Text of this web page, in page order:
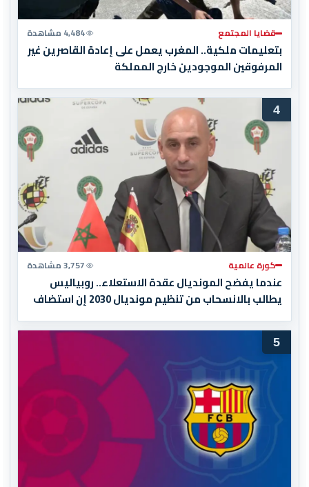
قضايا المجتمع 4,484 مشاهدة
بتعليمات ملكية.. المغرب يعمل على إعادة القاصرين غير
المرفوقين الموجودين خارج المملكة
4
كورة عالمية 3,757 مشاهدة
عندما يفضح المونديال عقدة الاستعلاء.. روبياليس
يطالب بالانسحاب من تنظيم مونديال 2030 إن استضاف
5